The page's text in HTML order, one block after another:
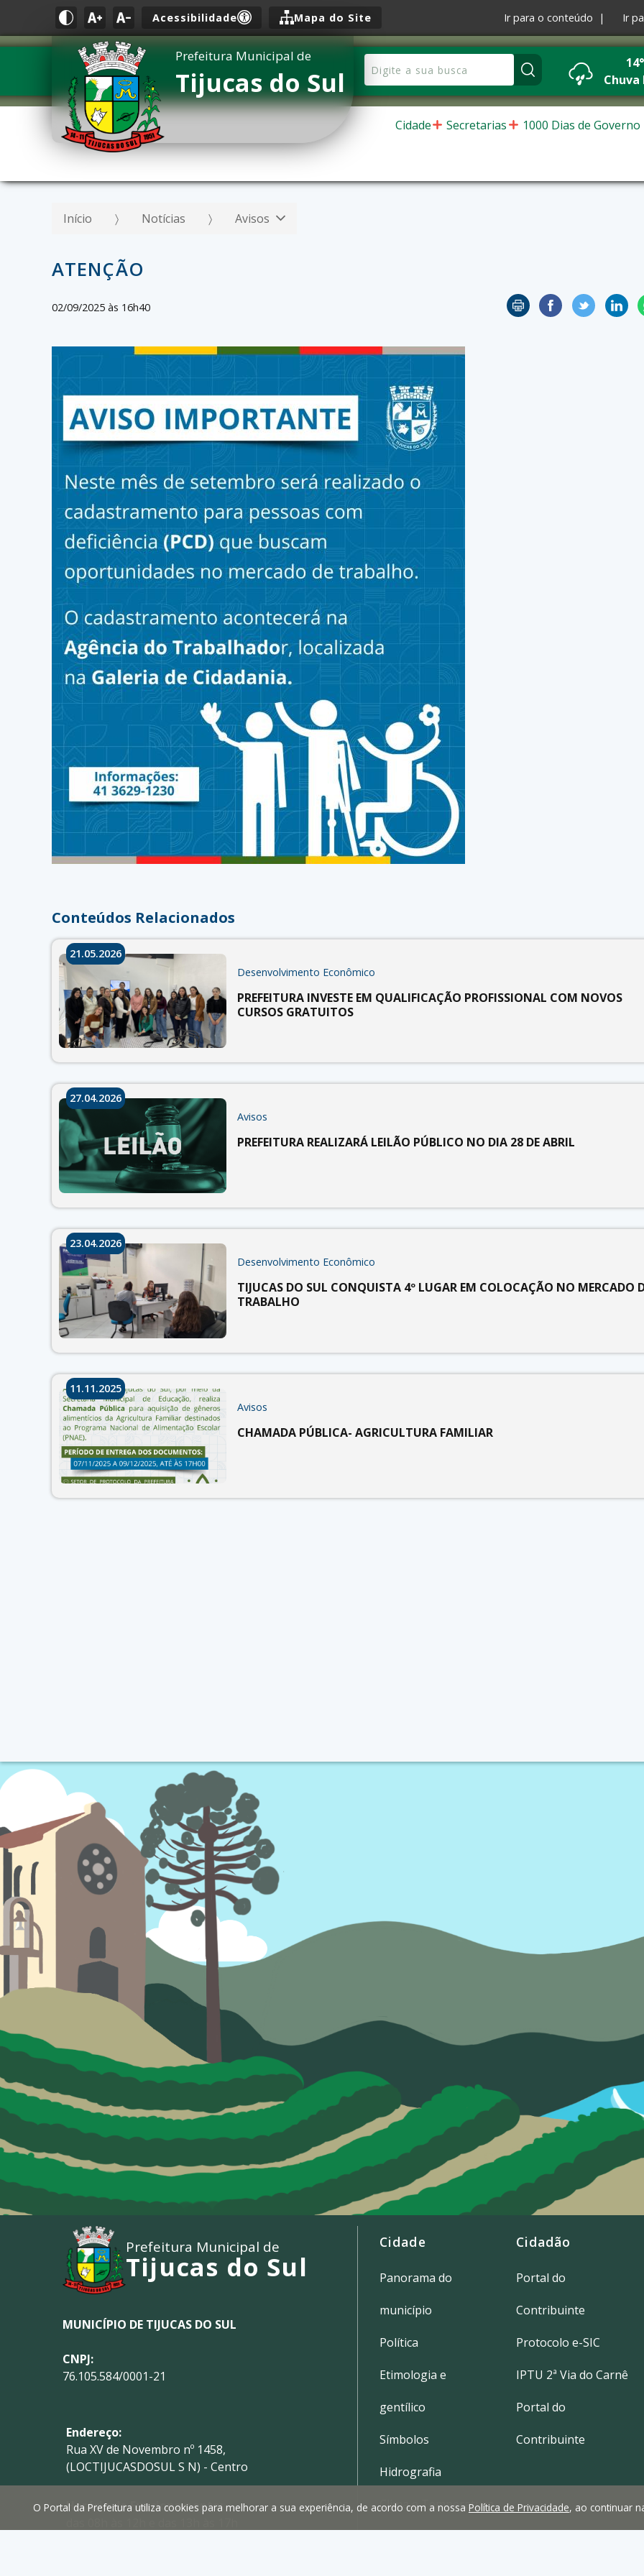
Acessibilidade Mapa do Site Ir para o conteúdo | Ir
Prefeitura Municipal de
Tijucas do Sul
Chuva
Cidade Secretarias 1000 Dias de Governo
Início Notícias Avisos
ATENÇÃO
02/09/2025 às 16h40
Conteúdos Relacionados
21.05.2026
Desenvolvimento Econômico
PREFEITURA INVESTE EM QUALIFICAÇÃO PROFISSIONAL COM NOVOS
CURSOS GRATUITOS
27.04.2026
Avisos
PREFEITURA REALIZARÁ LEILÃO PÚBLICO NO DIA 28 DE ABRIL
23.04.2026
Desenvolvimento Econômico
TIJUCAS DO SUL CONQUISTA 4º LUGAR EM COLOCAÇÃO NO MERCADO
TRABALHO
11.11.2025
Avisos
CHAMADA PÚBLICA- AGRICULTURA FAMILIAR
Prefeitura Municipal de
Tijucas do Sul
MUNICÍPIO DE TIJUCAS DO SUL
CNPJ:
76.105.584/0001-21
Endereço:
Rua XV de Novembro nº 1458,
(LOCTIJUCASDOSUL S N) - Centro
Horário de Funcionamento:
Cidade
Panorama do
município
Política
Etimologia e
gentílico
Símbolos
Hidrografia
Clima e Temperatura
Cidadão
Portal do
Contribuinte
Protocolo e-SIC
IPTU 2ª Via do Carnê
Portal do
Contribuinte
O Portal da Prefeitura utiliza cookies para melhorar a sua experiência, de acordo com a nossa Política de Privacidade, ao continuar